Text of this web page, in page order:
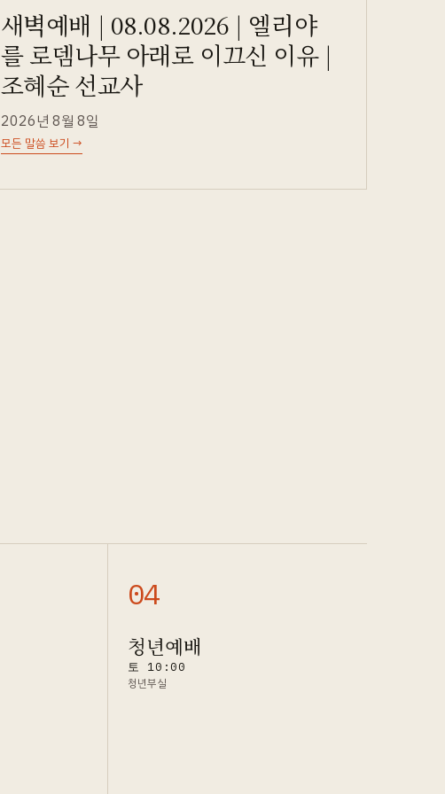
새벽예배 | 08.08.2026 | 엘리야
를 로뎀나무 아래로 이끄신 이유 |
조혜순 선교사
2026년 8월 8일
모든 말씀 보기 →
04
청년예배
토 10:00
청년부실